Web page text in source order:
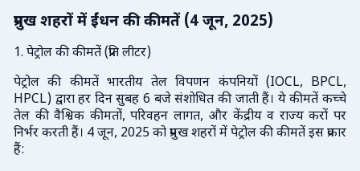
प्रमुख शहरों में ईंधन की कीमतें (4 जून, 2025)
1. पेट्रोल की कीमतें (प्रति लीटर)
पेट्रोल की कीमतें भारतीय तेल विपणन कंपनियों (IOCL, BPCL,
HPCL) द्वारा हर दिन सुबह 6 बजे संशोधित की जाती हैं। ये कीमतें कच्चे
तेल की वैश्विक कीमतों, परिवहन लागत, और केंद्रीय व राज्य करों पर
निर्भर करती हैं। 4 जून, 2025 को प्रमुख शहरों में पेट्रोल की कीमतें इस प्रकार
हैं: